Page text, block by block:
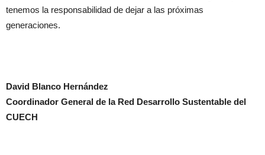
tenemos la responsabilidad de dejar a las próximas
generaciones.
David Blanco Hernández
Coordinador General de la Red Desarrollo Sustentable del
CUECH